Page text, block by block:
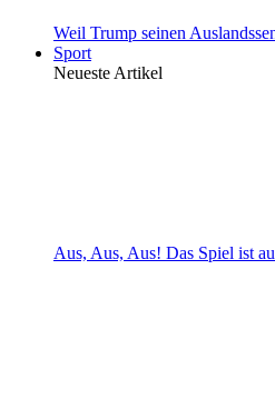
Weil Trump seinen
Sport
Neueste Artikel
Aus, Aus, Aus! Das Spiel ist